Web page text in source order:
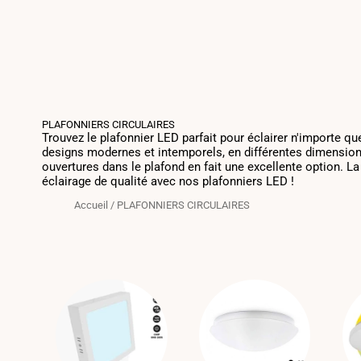
PLAFONNIERS CIRCULAIRES
Trouvez le plafonnier LED parfait pour éclairer n'importe
designs modernes et intemporels, en différentes
ouvertures dans le plafond en fait une excellente option.
éclairage de qualité avec nos plafonniers LED !
Accueil / PLAFONNIERS CIRCULAIRES